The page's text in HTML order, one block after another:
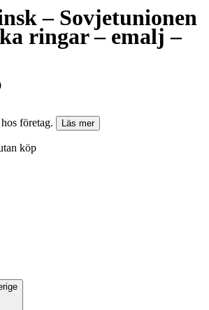
– Sovjetunionen
ringar – emalj –
företag.
Läs mer
köp